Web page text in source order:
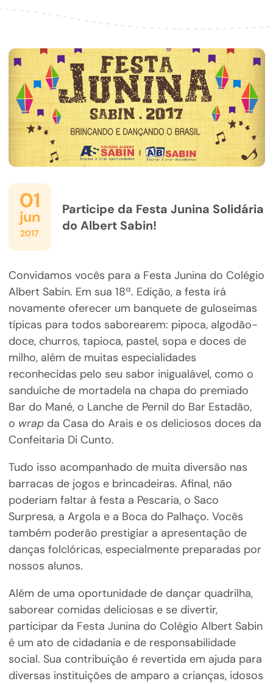
01
jun
2017
Participe da Festa Junina Solidária
do Albert Sabin!
Convidamos vocês para a Festa Junina do Colégio
Albert Sabin. Em sua 18ª. Edição, a festa irá
novamente oferecer um banquete de guloseimas
típicas para todos saborearem: pipoca, algodão-
doce, churros, tapioca, pastel, sopa e doces de
milho, além de muitas especialidades
reconhecidas pelo seu sabor inigualável, como o
sanduíche de mortadela na chapa do premiado
Bar do Mané, o Lanche de Pernil do Bar Estadão,
o wrapda Casa do Arais e os deliciosos doces da
Confeitaria Di Cunto.
Tudo isso acompanhado de muita diversão nas
barracas de jogos e brincadeiras. Afinal, não
poderiam faltar à festa a Pescaria, o Saco
Surpresa, a Argola e a Boca do Palhaço. Vocês
também poderão prestigiar a apresentação de
danças folclóricas, especialmente preparadas por
nossos alunos.
Além de uma oportunidade de dançar quadrilha,
saborear comidas deliciosas e se divertir,
participar da Festa Junina do Colégio Albert Sabin
é um ato de cidadania e de responsabilidade
social. Sua contribuição é revertida em ajuda para
diversas instituições de amparo a crianças, idosos